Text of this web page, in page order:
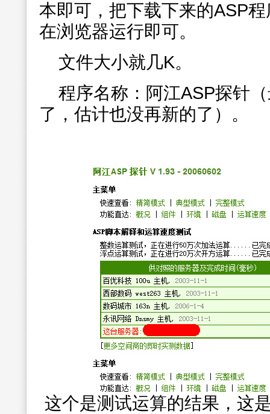
本即可，把下载下来的ASP
在浏览器运行即可。
文件大小就几K。
程序名称：阿江ASP探针
了，估计也没再新的了）。
这个是测试运算的结果，这